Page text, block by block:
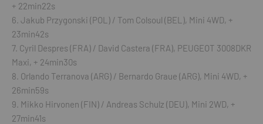
+ 22min22s
6. Jakub Przygonski (POL) / Tom Colsoul (BEL), Mini 4WD, +
23min42s
7. Cyril Despres (FRA) / David Castera (FRA), PEUGEOT 3008DKR
Maxi, + 24min30s
8. Orlando Terranova (ARG) / Bernardo Graue (ARG), Mini 4WD, +
26min59s
9. Mikko Hirvonen (FIN) / Andreas Schulz (DEU), Mini 2WD, +
27min41s